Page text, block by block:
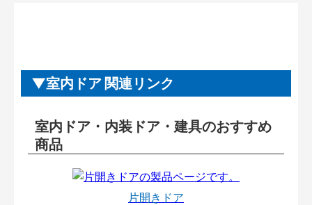
室内ドア 関連リンク
室内ドア・内装ドア・建具のおすすめ
商品
片開きドア